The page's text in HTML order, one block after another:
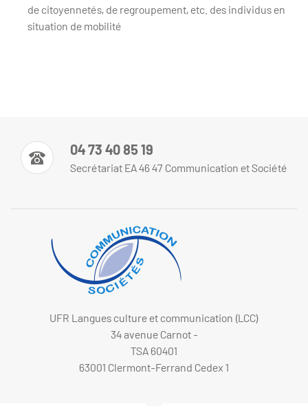
de citoyennetés, de regroupement, etc. des individus en
situation de mobilité
04 73 40 85 19
Secrétariat EA 46 47 Communication et Société
UFR Langues culture et communication (LCC)
34 avenue Carnot -
TSA 60401
63001 Clermont-Ferrand Cedex 1